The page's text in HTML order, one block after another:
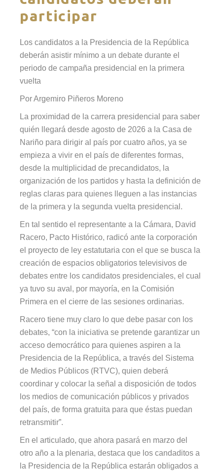
participar
Los candidatos a la Presidencia de la República
deberánasistir mínimo a un debate durante el
periodo de campaña presidencial en la primera
vuelta
Por Argemiro Piñeros Moreno
La proximidad de la carrera presidencial para saber
quién llegará desde agosto de 2026 a la Casa de
Nariño para dirigir al país por cuatro años, ya se
empieza a vivir en el país de diferentes formas,
desde la multiplicidad de precandidatos, la
organización de los partidos y hasta la definición de
reglas claras para quienes lleguen a las instancias
de la primera y la segunda vuelta presidencial.
En tal sentido el representante a la Cámara, David
Racero, Pacto Histórico, radicó ante la corporación
el proyecto de ley estatutaria con el que se busca la
creación de espacios obligatorios televisivos de
debates entre los candidatos presidenciales, el cual
ya tuvo su aval, por mayoría, en la Comisión
Primera en el cierre de las sesiones ordinarias.
Racero tiene muy claro lo que debe pasar con los
debates,“con la iniciativa se pretende garantizar un
acceso democrático para quienes aspiren a la
Presidencia de la República, a través del Sistema
de Medios Públicos (RTVC), quien deberá
coordinar y colocar la señal a disposición de todos
los medios de comunicación públicos y privados
del país, de forma gratuita para que éstas puedan
retransmitir”.
En el articulado, que ahora pasará en marzo del
otro año a la plenaria, destaca que los candaditos a
la Presidencia de la República estarán obligados a